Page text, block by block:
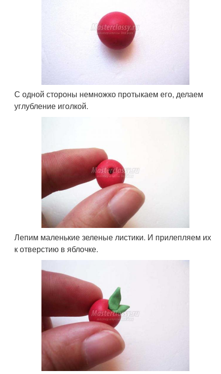
С одной стороны немножко протыкаем его, делаем
углубление иголкой.
Лепим маленькие зеленые листики. И прилепляем их
к отверстию в яблочке.